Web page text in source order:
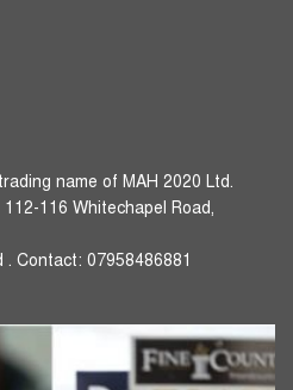
name of MAH 2020 Ltd.
116 Whitechapel Road,
. Contact: 07958486881